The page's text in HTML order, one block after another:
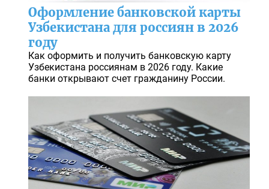
Оформление банковской карты
Узбекистана для россиян в 2026
году
Как оформить и получить банковскую карту
Узбекистана россиянам в 2026 году. Какие
банки открывают счет гражданину России.